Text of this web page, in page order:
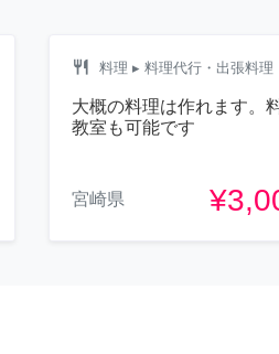
restaurant 料理 ▸ 料理代行・出張料理
大概の料理は作れます。
教室も可能です
宮崎県